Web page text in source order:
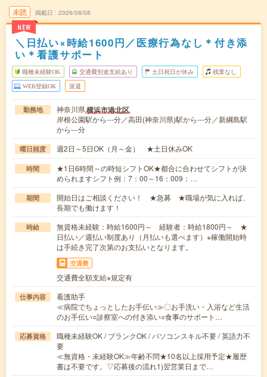
未読
NEW
掲載日 2026/08/08
＼日払い×時給1600円／医療行為なし＊付き添
い＊看護サポート
職種未経験OK 交通費別途支給あり 土日祝日が休み 残業なし
WEB登録OK 派遣
勤務地 神奈川県横浜市港北区
岸根公園駅から---分／高田(神奈川県)駅から---分／新綱島駅
から---分
曜日頻度 週2日～5日OK（月～金） ★土日休みOK
時間
★1日6時間～の時短シフトOK★都合に合わせてシフトが決
められますシフト例：7：00～16：009：…
期間
開始日はご相談ください！ ★急募 ★職場が気に入れば、
長期でも働けます！
時給
無資格未経験：時給1600円～ 経験者：時給1800円～ ★
日払い／週払い制度あり（月払いも選べます）※稼働開始時
は手続き完了次第のお支払いとなります。
交通費
交通費全額支給※規定有
仕事内容
看護助手
≪病院でちょっとしたお手伝い≫〇お手洗い・入浴など生活
のお手伝い○診察室への付き添い○食事のサポート…
応募資格
職種未経験OK / ブランクOK / パソコンスキル不要 / 英語力不
要
≪無資格・未経験OK≫年齢不問★10名以上採用予定★履歴
書は不要です。▽応募後の流れ1)翌営業日まで…